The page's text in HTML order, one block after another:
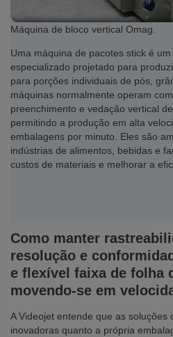
Máquina de bloco vertical Omag.
Uma máquina de pacotes stick é
especializado projetado para
para porções individuais de pós,
máquinas normalmente operam
preenchimento e vedação vertical
permitindo a produção em alta
embalagens por minuto. Eles são
indústrias de alimentos, bebidas e
custos de materiais e melhorar a
Como manter
resolução e
e flexível faixa de folha
movendo-se em
A Videojet entende que as soluções
inovadoras quanto a própria